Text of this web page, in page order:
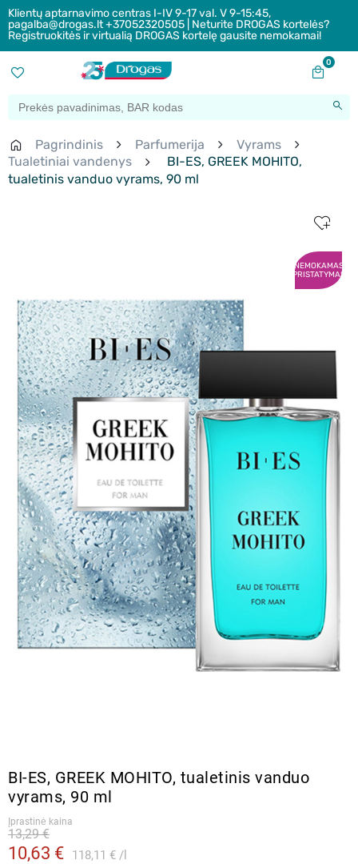
Klientų aptarnavimo centras I-IV 9-17 val. V 9-15:45,
pagalba@drogas.lt +37052320505 | Neturite DROGAS kortelės?
Registruokitės ir virtualią DROGAS kortelę gausite nemokamai!
0
Pagrindinis Parfumerija
Vyrams
Tualetiniai vandenys
BI-ES, GREEK MOHITO,
tualetinis vanduo vyrams, 90 ml
NEMOKAMAS
PRISTATYMAS
BI-ES, GREEK MOHITO, tualetinis vanduo
vyrams, 90 ml
Įprastinė kaina
10,63 € 118,11 €
13,29 €